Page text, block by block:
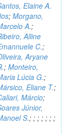
Elaine A.
; Morgano,
A.;
Alline
C.;
Aryane
; Monteiro,
Lúcia G.;
Eliane T.;
Márcio;
Júnior,
S.; ; ; ; ; ; ;